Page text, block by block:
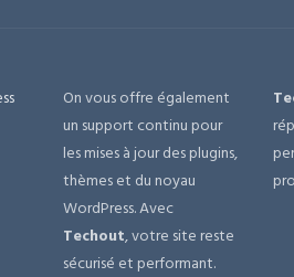
On vous offre également
un support continu pour
les mises à jour des plugins,
thèmes et du noyau
WordPress. Avec
Techout, votre site reste
sécurisé et performant.